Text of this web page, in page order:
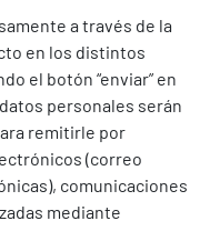
a través de la
en los distintos
el botón “enviar” en
personales serán
remitirle por
(correo
comunicaciones
mediante